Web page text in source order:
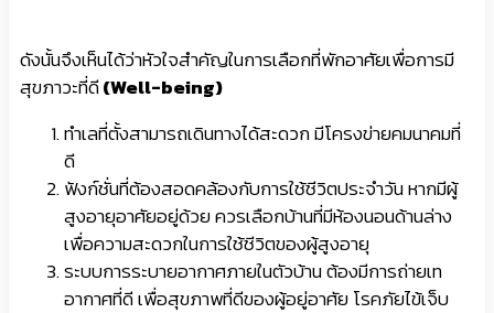
ดังนั้นจึงเห็นได้ว่าหัวใจสำคัญในการเลือกที่พักอาศัยเพื่อการมี
สุขภาวะที่ดี(Well-being)
ทำเลที่ตั้งสามารถเดินทางได้สะดวก มีโครงข่ายคมนาคมที่
ดี
ฟังก์ชั่นที่ต้องสอดคล้องกับการใช้ชีวิตประจำวัน หากมีผู้
สูงอายุอาศัยอยู่ด้วย ควรเลือกบ้านที่มีห้องนอนด้านล่าง
เพื่อความสะดวกในการใช้ชีวิตของผู้สูงอายุ
ระบบการระบายอากาศภายในตัวบ้าน ต้องมีการถ่ายเท
อากาศที่ดี เพื่อสุขภาพที่ดีของผู้อยู่อาศัย โรคภัยไข้เจ็บ